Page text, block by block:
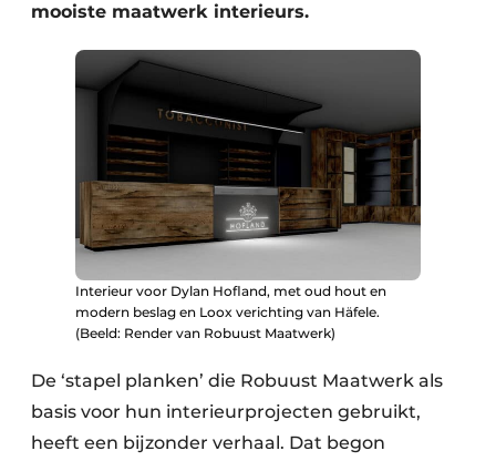
mooiste maatwerk interieurs.
Interieur voor Dylan Hofland, met oud hout en
modern beslag en Loox verichting van Häfele.
(Beeld: Render van Robuust Maatwerk)
De ‘stapel planken’ die Robuust Maatwerk als
basis voor hun interieurprojecten gebruikt,
heeft een bijzonder verhaal. Dat begon